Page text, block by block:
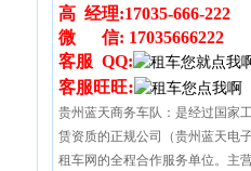
高 经理:17035-666-222
微 信: 17035666222
客服 QQ:
客服旺旺:
贵州蓝天商务车队：是经过国家
赁资质的正规公司（贵州蓝天电
租车网的全程合作服务单位。主